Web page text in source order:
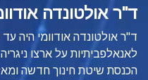
ד"ר אולטונדה
ד"ר אולטונדה אודוומי היה
לאנאלפביתיות על ארצו
הכנסת שיטת חינוך חדשה